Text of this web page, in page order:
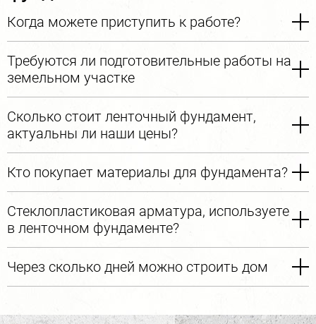
Нужен проект на фундамент? Сделаем
бесплатно!
При заключении договора на строительство нами - вы
получаете проект любого фундамента для дома
бесплатно, стоимость будет включена в работу.
Получить проект
Когда можете приступить к работе?
Требуются ли подготовительные работы на
земельном участке
Сколько стоит ленточный фундамент,
актуальны ли наши цены?
Кто покупает материалы для фундамента?
Стеклопластиковая арматура, используете
в ленточном фундаменте?
Через сколько дней можно строить дом